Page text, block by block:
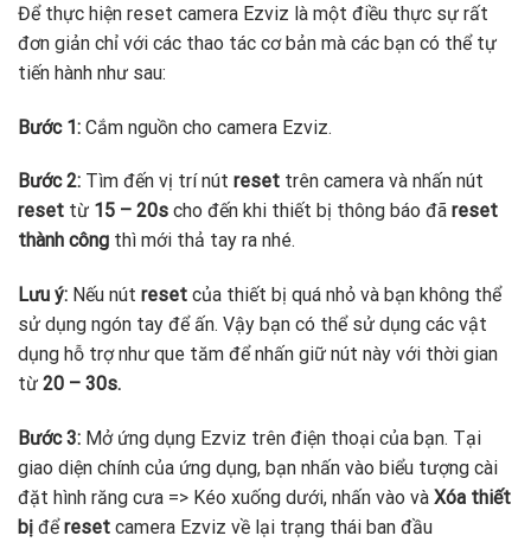
Để thực hiện reset camera Ezviz là một điều thực sự rất
đơn giản chỉ với các thao tác cơ bản mà các bạn có thể tự
tiến hành như sau:
Bước 1: Cắm nguồn cho camera Ezviz.
Bước 2: Tìm đến vị trí nút reset trên camera và nhấn nút
reset từ 15 – 20s cho đến khi thiết bị thông báo đã reset
thành công thì mới thả tay ra nhé.
Lưu ý: Nếu nút reset của thiết bị quá nhỏ và bạn không thể
sử dụng ngón tay để ấn. Vậy bạn có thể sử dụng các vật
dụng hỗ trợ như que tăm để nhấn giữ nút này với thời gian
từ 20 – 30s.
Bước 3: Mở ứng dụng Ezviz trên điện thoại của bạn. Tại
giao diện chính của ứng dụng, bạn nhấn vào biểu tượng cài
đặt hình răng cưa => Kéo xuống dưới, nhấn vào và Xóa thiết
bị đểreset camera Ezviz về lại trạng thái ban đầu